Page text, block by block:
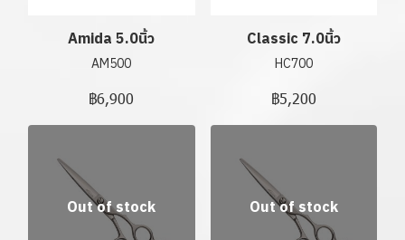
Amida 5.0นิ้ว
AM500
฿6,900
Classic 7.0นิ้ว
HC700
฿5,200
Out of stock Out of stock